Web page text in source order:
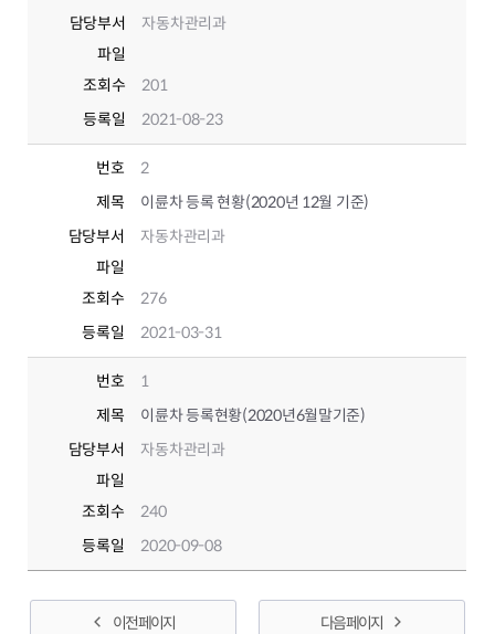
담당부서
자동차관리과
파일
조회수
201
등록일
2021-08-23
번호
2
제목
이륜차 등록 현황(2020년 12월 기준)
담당부서
자동차관리과
파일
조회수
276
등록일
2021-03-31
번호
1
제목
이륜차 등록현황(2020년6월말기준)
담당부서
자동차관리과
파일
조회수
240
등록일
2020-09-08
이전 페이지 다음 페이지